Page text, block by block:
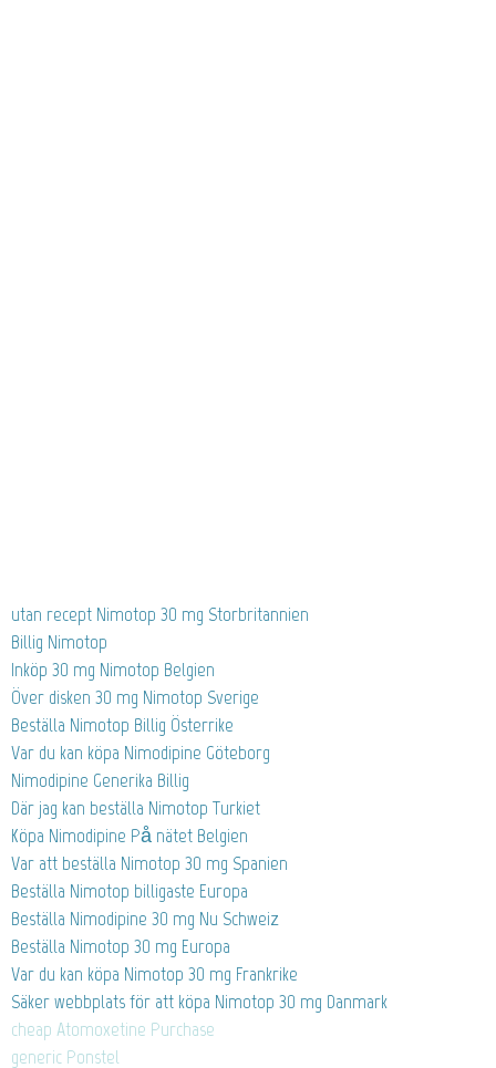
utan recept Nimotop 30 mg Storbritannien
Billig Nimotop
Inköp 30 mg Nimotop Belgien
Över disken 30 mg Nimotop Sverige
Beställa Nimotop Billig Österrike
Var du kan köpa Nimodipine Göteborg
Nimodipine Generika Billig
Där jag kan beställa Nimotop Turkiet
Köpa Nimodipine På nätet Belgien
Var att beställa Nimotop 30 mg Spanien
Beställa Nimotop billigaste Europa
Beställa Nimodipine 30 mg Nu Schweiz
Beställa Nimotop 30 mg Europa
Var du kan köpa Nimotop 30 mg Frankrike
Säker webbplats för att köpa Nimotop 30 mg Danmark
cheap Atomoxetine Purchase
generic Ponstel